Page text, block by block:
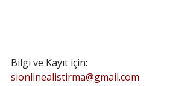
Bilgi ve Kayıt için:
sionlinealistirma@gmail.com